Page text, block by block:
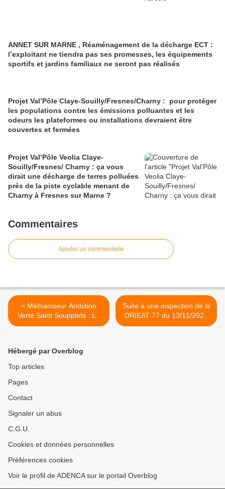
ANNET SUR MARNE , Réaménagement de la décharge ECT :
l’exploitant ne tiendra pas ses promesses, les équipements
sportifs et jardins familiaux ne seront pas réalisés
Projet Val’Pôle Claye-Souilly/Fresnes/Charny : pour protéger
les populations contre les émissions polluantes et les
odeurs les plateformes ou installations devraient être
couvertes et fermées
Projet Val’Pôle Veolia Claye-
Souilly/Fresnes/ Charny : ça vous
dirait une décharge de terres polluées
près de la piste cyclable menant de
Charny à Fresnes sur Marne ?
Commentaires
Ajouter un commentaire
< Méthaniseur Ambition
Verte Saint Soupplets : Le
Préfet autorise l’exploitant à
fumier de cheval
Suite à une inspection de la
DRIEAT 77 du 13/11/2024
l’exploitant du méthaniseur
Hébergé par Overblog
Top articles
Pages
Contact
Signaler un abus
C.G.U.
Cookies et données personnelles
Préférences cookies
Voir le profil de ADENCA sur le portail Overblog